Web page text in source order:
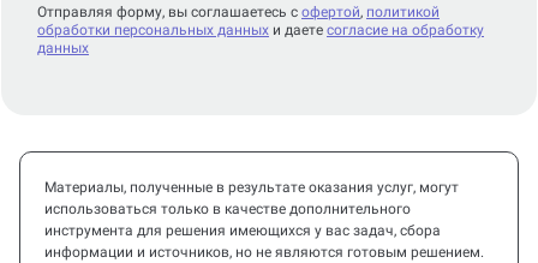
Отправляя форму, вы соглашаетесь с офертой, политикой
обработки персональных данных и даете согласие на обработку
данных
Материалы, полученные в результате оказания услуг, могут
использоваться только в качестве дополнительного
инструмента для решения имеющихся у вас задач, сбора
информации и источников, но не являются готовым решением.